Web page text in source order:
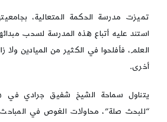
تميزت مدرسة الحكمة المتعالية،
استند عليه أتباع هذه المدرسة لسحب
العلم، فأفلحوا في الكثير من الميادين ولا
أخرى.
يتناول سماحة الشيخ شفيق جرادي في
“للبحث صلة”، محاولات الغوص في المباحث